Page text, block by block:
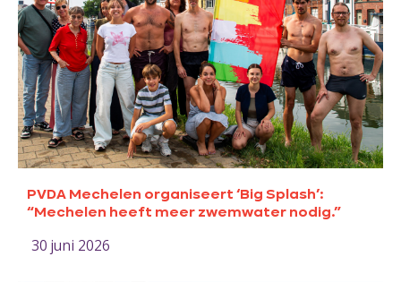
PVDA Mechelen organiseert ‘Big Splash’:
“Mechelen heeft meer zwemwater nodig.”
30 juni 2026